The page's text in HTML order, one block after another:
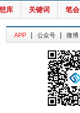
库 关键词 笔会
APP | 公众号 | 微博